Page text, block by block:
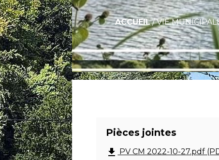
ACCUEIL/VIE
Pièces jointes
file_download PV CM 2022-10-27.pdf